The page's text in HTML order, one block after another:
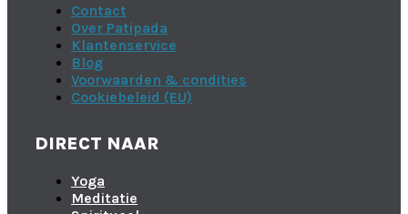
Contact
Over Patipada
Klantenservice
Blog
Voorwaarden & condities
Cookiebeleid (EU)
DIRECT NAAR
Yoga
Meditatie